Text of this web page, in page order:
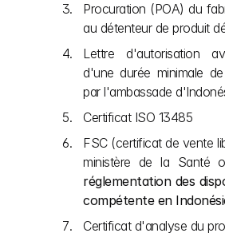
Procuration (POA) du
au détenteur de produit
Lettre d'autorisation
d'une durée minimale
par l'ambassade
Certificat ISO 13485
FSC (certificat de vente
ministère de la Santé
réglementation des
compétente en
Certificat d'analyse du